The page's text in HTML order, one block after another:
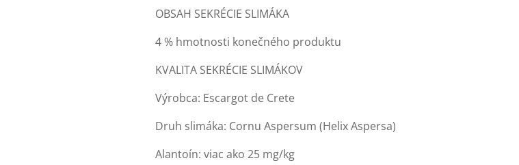
OBSAH SEKRÉCIE SLIMÁKA
4 % hmotnosti konečného produktu
KVALITA SEKRÉCIE SLIMÁKOV
Výrobca: Escargot de Crete
Druh slimáka: Cornu Aspersum (Helix Aspersa)
Alantoín: viac ako 25 mg/kg